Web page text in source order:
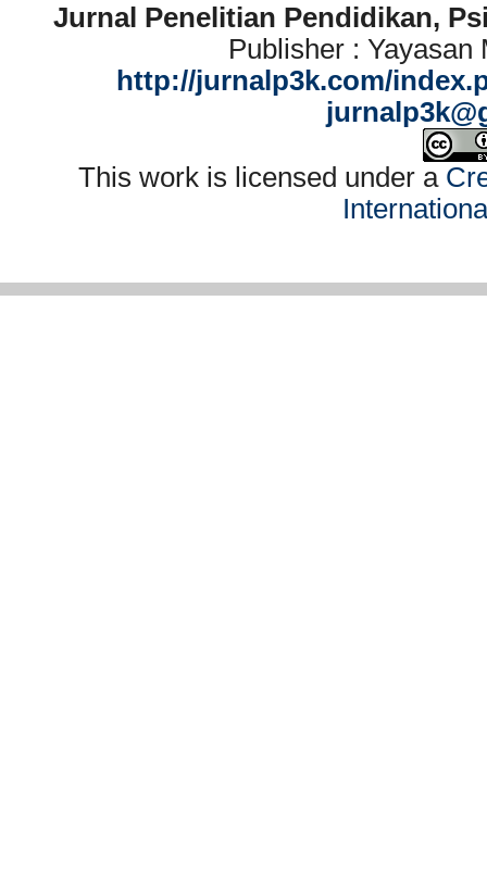
Jurnal Penelitian Pendidikan,
Publisher : Yayasan
http://jurnalp3k.com/
This work is licensed under a